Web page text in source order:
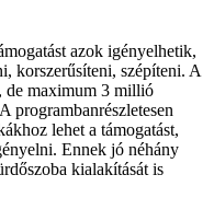
azok igényelhetik,
korszerűsíteni, szépíteni. A
de maximum 3 millió
programbanrészletesen
lehet a támogatást,
Ennek jó néhány
kialakítását is